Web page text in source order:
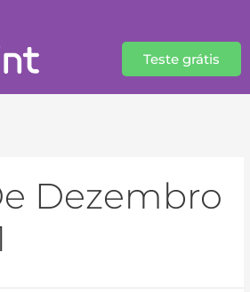
Teste grátis
Dezembro